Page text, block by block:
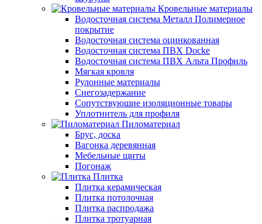
Кровельные материалы
Водосточная система Металл Полимерное
покрытие
Водосточная система оцинкованная
Водосточная система ПВХ Docke
Водосточная система ПВХ Альта Профиль
Мягкая кровля
Рулонные материалы
Снегозадержание
Сопутствуюшие изоляционные товары
Уплотнитель для профиля
Пиломатериал
Брус, доска
Вагонка деревянная
Мебельные щиты
Погонаж
Плитка
Плитка керамическая
Плитка потолочная
Плитка распродажа
Плитка тротуарная